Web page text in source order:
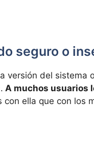
seguro o
versión del sistema
A muchos usuarios
con ella que con los